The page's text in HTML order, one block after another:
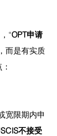
“OPT申请
而是有实质
宽限期内申
不接受